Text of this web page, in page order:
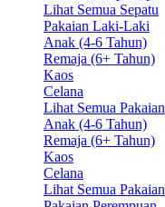
Lihat Semua Sepatu
Pakaian Laki-Laki
Anak (4-6 Tahun)
Remaja (6+ Tahun)
Kaos
Celana
Lihat Semua Pakaian
Anak (4-6 Tahun)
Remaja (6+ Tahun)
Kaos
Celana
Lihat Semua Pakaian